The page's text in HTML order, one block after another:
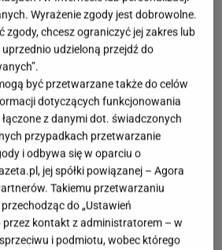
Wyrażenie zgody jest dobrowolne.
zgody, chcesz ograniczyć jej zakres lub
udzieloną przejdź do
być przetwarzane także do celów
dotyczących funkcjonowania
z danymi dot. świadczonych
przypadkach przetwarzanie
i odbywa się w oparciu o
jej spółki powiązanej – Agora
Takiemu przetwarzaniu
do „Ustawień
przez kontakt z administratorem – w
i podmiotu, wobec którego